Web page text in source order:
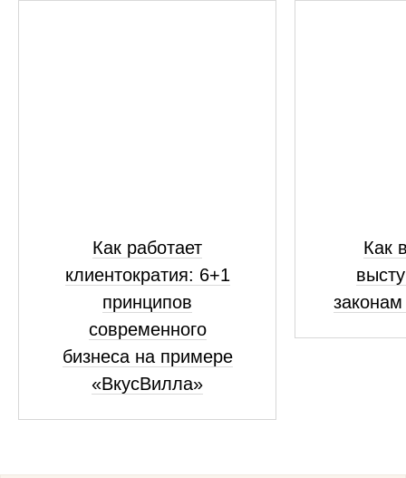
Как работает
клиентократия: 6+1
принципов
современного
бизнеса на примере
«ВкусВилла»
Как